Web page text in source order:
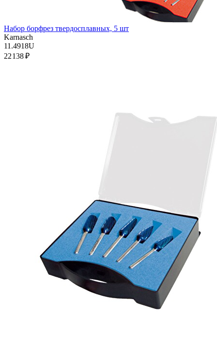
Набор борфрез твердосплавных, 5 шт
Karnasch
11.4918U
22 138 ₽